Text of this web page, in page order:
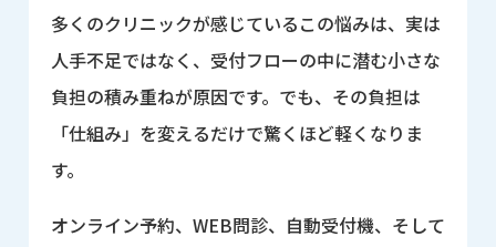
多くのクリニックが感じているこの悩みは、実は
人手不足ではなく、受付フローの中に潜む小さな
負担の積み重ねが原因です。でも、その負担は
「仕組み」を変えるだけで驚くほど軽くなりま
す。
オンライン予約、WEB問診、自動受付機、そして